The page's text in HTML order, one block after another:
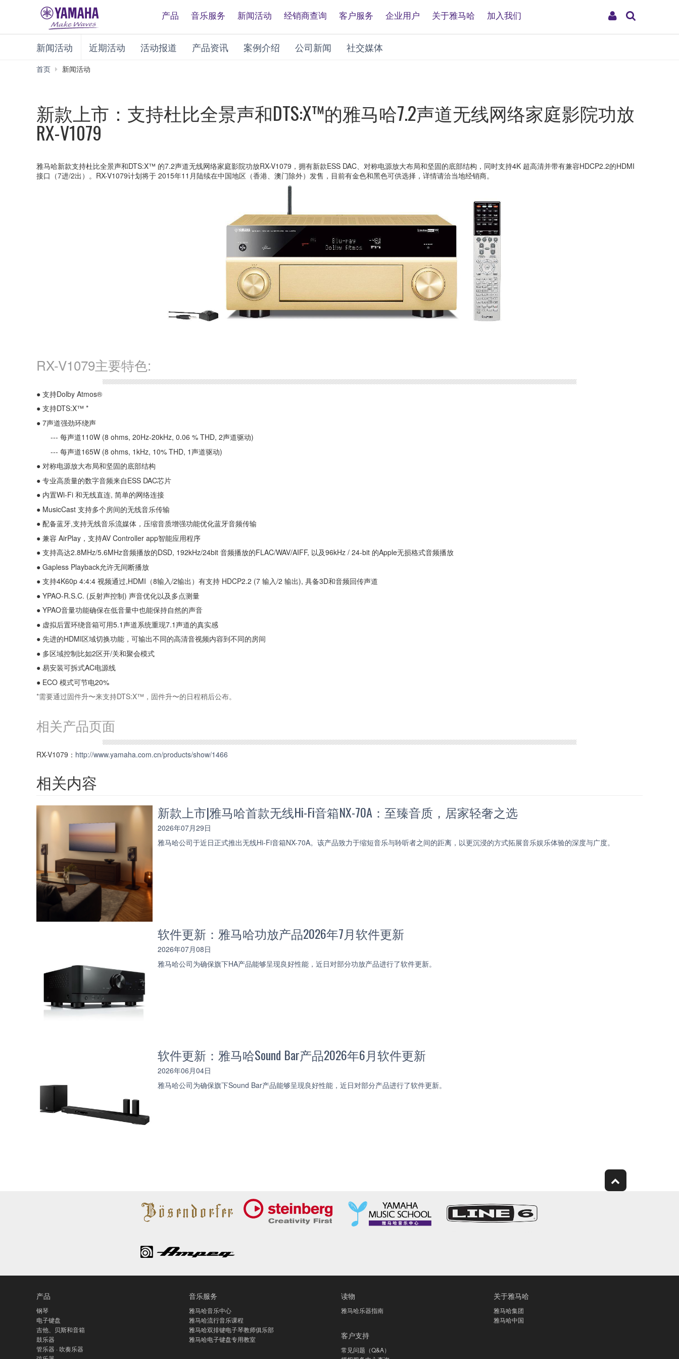
My
产品 音乐服务 新闻活动 经销商查询 客户服务 企业用户 关于雅马哈 加入我们
新闻活动 近期活动 活动报道 产品资讯 案例介绍 公司新闻 社交媒体
首页 新闻活动
新款上市：支持杜比全景声和DTS:X™的雅马哈7.2声道无线网络家庭影院功放
RX-V1079
雅马哈新款支持杜比全景声和DTS:X™ 的7.2声道无线网络家庭影院功放RX-V1079，拥有新款ESS DAC、对称电源放大布局和坚固的底部结构，同时支持4K 超高清并带有兼容HDCP2.2的HDMI
接口（7进/2出）。RX-V1079计划将于 2015年11月陆续在中国地区（香港、澳门除外）发售，目前有金色和黑色可供选择，详情请洽当地经销商。
RX-V1079主要特色:
● 支持Dolby Atmos®
● 支持DTS:X™ *
● 7声道强劲环绕声
--- 每声道110W (8 ohms, 20Hz-20kHz, 0.06 % THD, 2声道驱动)
--- 每声道165W (8 ohms, 1kHz, 10% THD, 1声道驱动)
● 对称电源放大布局和坚固的底部结构
● 专业高质量的数字音频来自ESS DAC芯片
● 内置Wi-Fi 和无线直连, 简单的网络连接
● MusicCast 支持多个房间的无线音乐传输
● 配备蓝牙,支持无线音乐流媒体，压缩音质增强功能优化蓝牙音频传输
● 兼容 AirPlay，支持AV Controller app智能应用程序
● 支持高达2.8MHz/5.6MHz音频播放的DSD, 192kHz/24bit 音频播放的FLAC/WAV/AIFF, 以及96kHz / 24-bit 的Apple无损格式音频播放
● Gapless Playback允许无间断播放
● 支持4K60p 4:4:4 视频通过,HDMI（8输入/2输出）有支持 HDCP2.2 (7 输入/2 输出), 具备3D和音频回传声道
● YPAO-R.S.C. (反射声控制) 声音优化以及多点测量
● YPAO音量功能确保在低音量中也能保持自然的声音
● 虚拟后置环绕音箱可用5.1声道系统重现7.1声道的真实感
● 先进的HDMI区域切换功能，可输出不同的高清音视频内容到不同的房间
● 多区域控制比如2区开/关和聚会模式
● 易安装可拆式AC电源线
● ECO 模式可节电20%
*需要通过固件升〜来支持DTS:X™，固件升〜的日程稍后公布。
相关产品页面
RX-V1079： http://www.yamaha.com.cn/products/show/1466
相关内容
新款上市|雅马哈首款无线Hi-Fi音箱NX-70A：至臻音质，居家轻奢之选
2026年07月29日
雅马哈公司于近日正式推出无线Hi-Fi音箱NX-70A。该产品致力于缩短音乐与聆听者之间的距离，以更沉浸的方式拓展音乐娱乐体验的深度与广度。
软件更新：雅马哈功放产品2026年7月软件更新
2026年07月08日
雅马哈公司为确保旗下HA产品能够呈现良好性能，近日对部分功放产品进行了软件更新。
软件更新：雅马哈Sound Bar产品2026年6月软件更新
2026年06月04日
雅马哈公司为确保旗下Sound Bar产品能够呈现良好性能，近日对部分产品进行了软件更新。
产品
钢琴
电子键盘
吉他、贝斯和音箱
鼓乐器
管乐器 · 吹奏乐器
音乐服务
雅马哈音乐中心
雅马哈流行音乐课程
雅马哈双排键电子琴教师俱乐部
雅马哈电子键盘专用教室
读物
雅马哈乐器指南
客户支持
常见问题（Q&A）
关于雅马哈
雅马哈集团
雅马哈中国